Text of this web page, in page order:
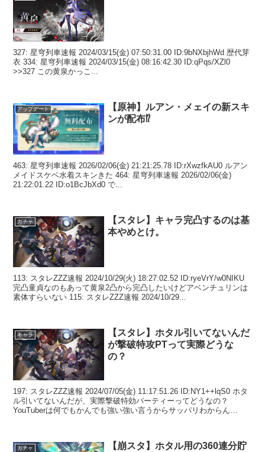
327: 星穹列車速報 2024/03/15(金) 07:50:31.00 ID:9bNXbjhWd 歴代芽
衣 334: 星穹列車速報 2024/03/15(金) 08:16:42.30 ID:qPqs/XZl0
>>327 この黄泉かっこ...
アップデート
【原神】ルアン・メェイの新スキ
ンが配布⁉
463: 星穹列車速報 2026/02/06(金) 21:21:25.78 ID:rXwzfkAU0 ルアン
メイドスケベ水着スキンきた 464: 星穹列車速報 2026/02/06(金)
21:22:01.22 ID:o1BcJbXd0 で...
ガチャ
【スタレ】キャラ完凸するのは基
本やめとけ。
113: スタレZZZ速報 2024/10/29(火) 18:27:02.52 ID:ryeVrY/w0NIKU
完凸童貞なのもあって黄泉2凸から完凸したいけどアベンチュリンは
素体すらいない 115: スタレZZZ速報 2024/10/29...
キャラ
【スタレ】ホタル引いてないんだ
が撃破特攻PTって実際どうな
の？
197: スタレZZZ速報 2024/07/05(金) 11:17:51.26 ID:NY1++lqS0 ホタ
ル引いてないんだが、実際撃破特効パーティーってどうなの？
YouTuberは何でもかんでも強い強い言うからサッパリわからん
ガチャ
【崩スタ】ホタル用の360連分貯